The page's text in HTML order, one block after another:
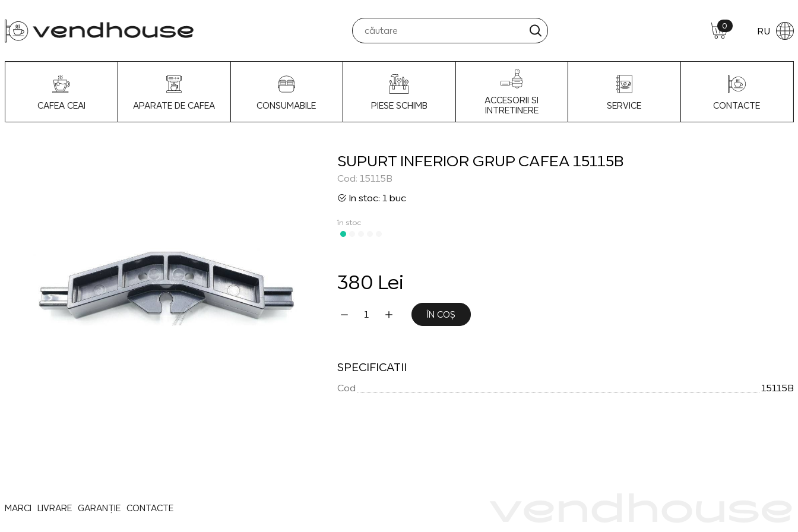
0 RU
CAFEA CEAI APARATE DE CAFEA CONSUMABILE PIESE SCHIMB
ACCESORII SI
INTRETINERE
SERVICE CONTACTE
SUPURT INFERIOR GRUP CAFEA 15115B
Cod: 15115B
In stoc: 1 buc
în stoc
380 Lei
ÎN COȘ
SPECIFICATII
Cod 15115B
MARCI LIVRARE GARANȚIE CONTACTE